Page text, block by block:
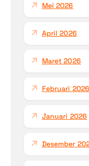
Mei 2026
April 2026
Maret 2026
Februari 2026
Januari 2026
Desember